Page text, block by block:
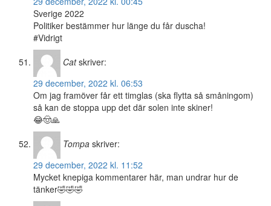
Sverige 2022
Politiker bestämmer hur länge du får duscha!
#Vidrigt
Cat skriver:
29 december, 2022 kl. 06:53
Om jag framöver får ett timglas (ska flytta så småningom)
så kan de stoppa upp det där solen inte skiner!
😂🤠🙏
Tompa skriver:
29 december, 2022 kl. 11:52
Mycket knepiga kommentarer här, man undrar hur de
tänker🤣🤣🤣